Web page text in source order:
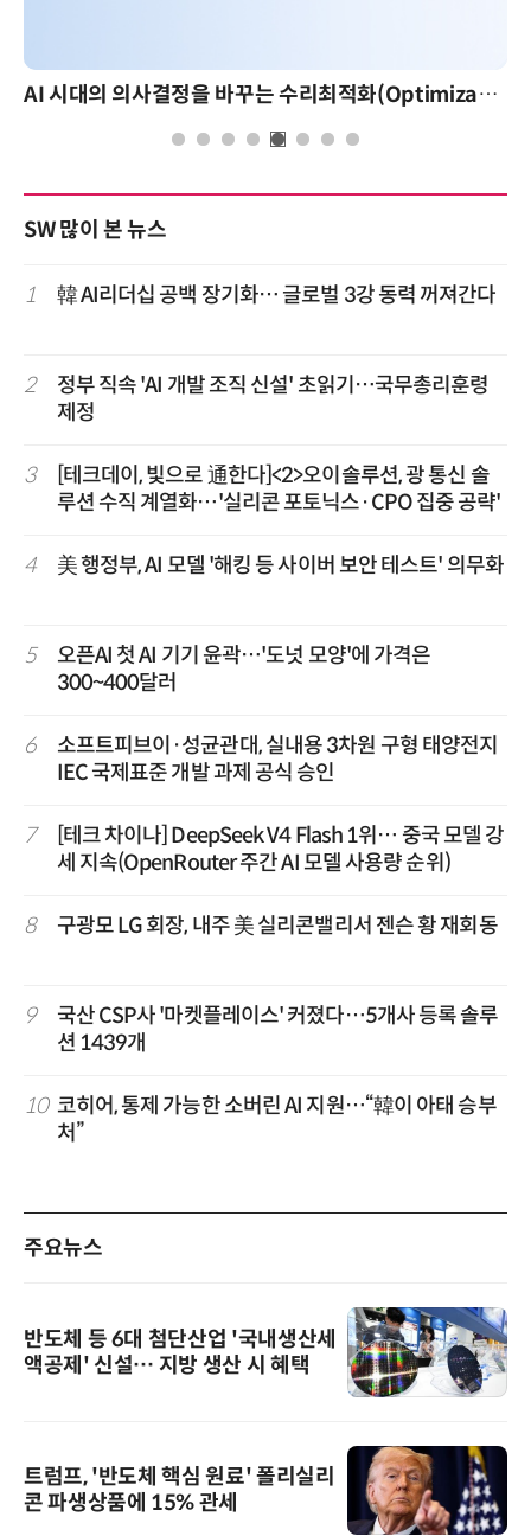
AI 시대의 의사결정을 바꾸는 수리최적화(Optimization): 실제 산업 적용 사례와 활용 전략
SW 많이 본 뉴스
1 韓 AI리더십 공백 장기화… 글로벌 3강 동력 꺼져간다
2
정부 직속 'AI 개발 조직 신설' 초읽기…국무총리훈령
제정
3
[테크데이, 빛으로 通한다]<2>오이솔루션, 광 통신 솔
루션 수직 계열화…'실리콘 포토닉스·CPO 집중 공략'
4 美 행정부, AI 모델 '해킹 등 사이버 보안 테스트' 의무화
5
오픈AI 첫 AI 기기 윤곽…'도넛 모양'에 가격은
300~400달러
6
소프트피브이·성균관대, 실내용 3차원 구형 태양전지
IEC 국제표준 개발 과제 공식 승인
7
[테크 차이나] DeepSeek V4 Flash 1위… 중국 모델 강
세 지속(OpenRouter 주간 AI 모델 사용량 순위)
8 구광모 LG 회장, 내주 美 실리콘밸리서 젠슨 황 재회동
9
국산 CSP사 '마켓플레이스' 커졌다…5개사 등록 솔루
션 1439개
10 코히어, 통제 가능한 소버린 AI 지원…“韓이 아태 승부
처”
주요뉴스
반도체 등 6대 첨단산업 '국내생산세
액공제' 신설… 지방 생산 시 혜택
트럼프, '반도체 핵심 원료' 폴리실리
콘 파생상품에 15% 관세